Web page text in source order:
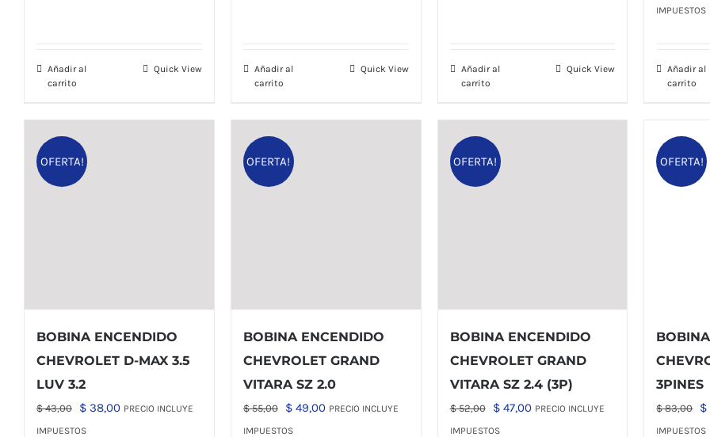
Añadir al
carrito
Quick View
Añadir al
carrito
Quick View
Añadir al
carrito
Quick View
$
IMPUESTOS
Añadir al
carrito
OFERTA!
BOBINA ENCENDIDO
CHEVROLET D-MAX 3.5
LUV 3.2
$43,00
El
precio
$ 38,00ElPRECIO INCLUYE
IMPUESTOS
OFERTA!
BOBINA ENCENDIDO
CHEVROLET GRAND
VITARA SZ 2.0
$55,00
El
precio
$49,00ElPRECIO INCLUYE
IMPUESTOS
OFERTA!
BOBINA ENCENDIDO
CHEVROLET GRAND
VITARA SZ 2.4 (3P)
$52,00
El
precio
$47,00ElPRECIO INCLUYE
IMPUESTOS
OFERTA!
3PINES
$83,00
El
$
IMPUESTOS